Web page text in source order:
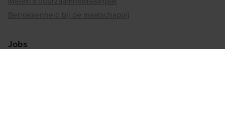
Betrokkenheid bij de maatschappij
Jobs